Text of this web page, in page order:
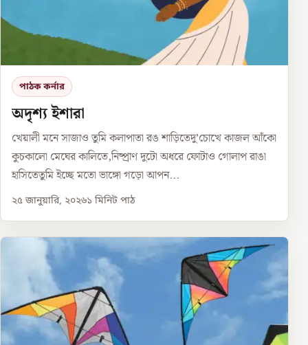
পাঠক কর্নার
অদৃশ্য ইশারা
খেয়ালী মনে সাজাও তুমি কলাপাতা রঙ শাড়িতেদু’চোখে কাজল আঁকো
কুচকালো মেঘের কালিতে,নিষ্প্রাণ দুটো অধরে ফোটাও গোলাপ রাঙা
হাসিতেতুমি ইচ্ছে মতো ভাঙ্গো গড়ো আপন...
২৫ জানুয়ারি, ২০২৬১ মিনিট পাঠ